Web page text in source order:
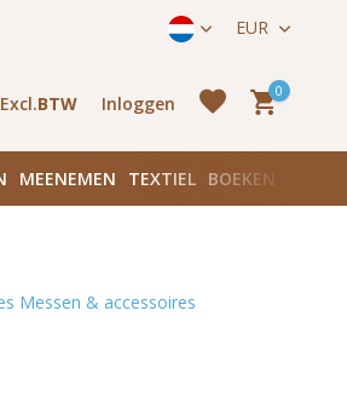
171) in Amsterdam
EUR
Excl.BTW Inloggen
Account
0
MEENEMEN TEXTIEL BOEKEN
Messen & accessoires